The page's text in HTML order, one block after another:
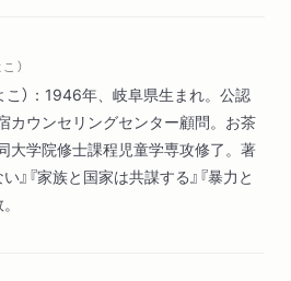
究／言いっぱなし・聞きっぱなし／
母を俯瞰する／不均衡な力関係の表
うな状態を目指す
存症の治療現場から／システム家
）
こ）：1946年、岐阜県生まれ。公認
カウンセリングセンター顧問。お茶
大学院修士課程児童学専攻修了。著
』『家族と国家は共謀する』『暴力と